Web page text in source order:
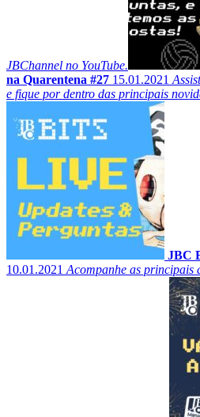
JBChannel no YouTube.
na Quarentena #27 15.01.2021
e fique por dentro das principais
JBC
10.01.2021 Acompanhe as principais